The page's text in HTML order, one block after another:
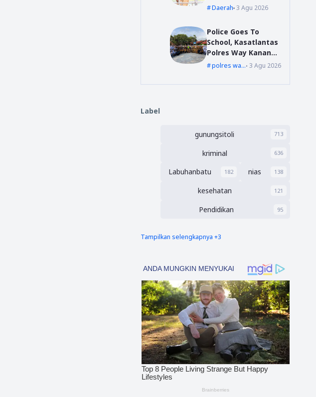
Siapkan Pelatihan
Pengadaan Barang
/Jasa
Daerah 3 Agu 2026
Police Goes To
School, Kasatlantas
Polres Way Kanan
Sambangi Pelajar
polres waykanan3 Agu 2026
Label
gunungsitoli 713
kriminal 636
Labuhanbatu 182 nias 138
kesehatan 121
Pendidikan 95
nias barat
Tampilkan selengkapnya +3